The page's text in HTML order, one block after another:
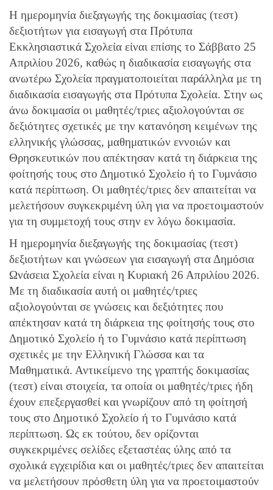
Η ημερομηνία διεξαγωγής της δοκιμασίας (τεστ)
δεξιοτήτων για εισαγωγή στα Πρότυπα
Εκκλησιαστικά Σχολεία είναι επίσης το Σάββατο 25
Απριλίου 2026, καθώς η διαδικασία εισαγωγής στα
ανωτέρω Σχολεία πραγματοποιείται παράλληλα με τη
διαδικασία εισαγωγής στα Πρότυπα Σχολεία. Στην ως
άνω δοκιμασία οι μαθητές/τριες αξιολογούνται σε
δεξιότητες σχετικές με την κατανόηση κειμένων της
ελληνικής γλώσσας, μαθηματικών εννοιών και
Θρησκευτικών που απέκτησαν κατά τη διάρκεια της
φοίτησής τους στο Δημοτικό Σχολείο ή το Γυμνάσιο
κατά περίπτωση. Οι μαθητές/τριες δεν απαιτείται να
μελετήσουν συγκεκριμένη ύλη για να προετοιμαστούν
για τη συμμετοχή τους στην εν λόγω δοκιμασία.
Η ημερομηνία διεξαγωγής της δοκιμασίας (τεστ)
δεξιοτήτων και γνώσεων για εισαγωγή στα Δημόσια
Ωνάσεια Σχολεία είναι η Κυριακή 26 Απριλίου 2026.
Με τη διαδικασία αυτή οι μαθητές/τριες
αξιολογούνται σε γνώσεις και δεξιότητες που
απέκτησαν κατά τη διάρκεια της φοίτησής τους στο
Δημοτικό Σχολείο ή το Γυμνάσιο κατά περίπτωση
σχετικές με την Ελληνική Γλώσσα και τα
Μαθηματικά. Αντικείμενο της γραπτής δοκιμασίας
(τεστ) είναι στοιχεία, τα οποία οι μαθητές/τριες ήδη
έχουν επεξεργασθεί και γνωρίζουν από τη φοίτησή
τους στο Δημοτικό Σχολείο ή το Γυμνάσιο κατά
περίπτωση. Ως εκ τούτου, δεν ορίζονται
συγκεκριμένες σελίδες εξεταστέας ύλης από τα
σχολικά εγχειρίδια και οι μαθητές/τριες δεν απαιτείται
να μελετήσουν πρόσθετη ύλη για να προετοιμαστούν